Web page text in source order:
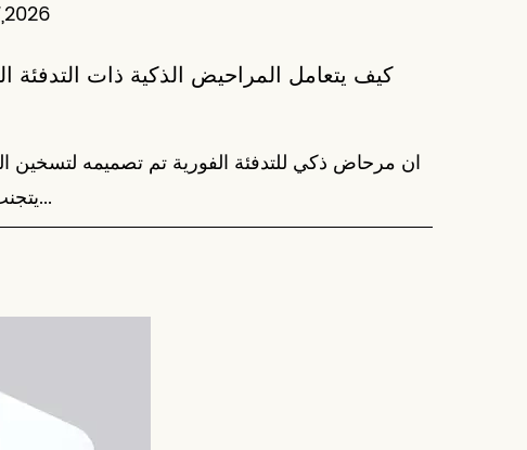
كيف يتعامل المراحيض الذكية ذات التدفئة
ان مرحاض ذكي للتدفئة الفورية تم تصميمه لتسخين
يتجنب هذا الأسلوب تخزي...